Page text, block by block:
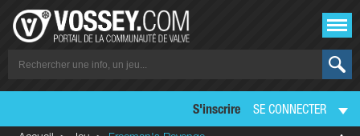
S'inscrire SE CONNECTER